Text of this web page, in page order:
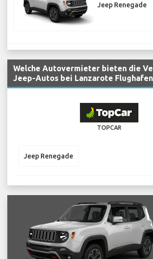
Jeep Renegade
Welche Autovermieter bieten die
Jeep-Autos bei Lanzarote Flughafen
TOPCAR
Jeep Renegade